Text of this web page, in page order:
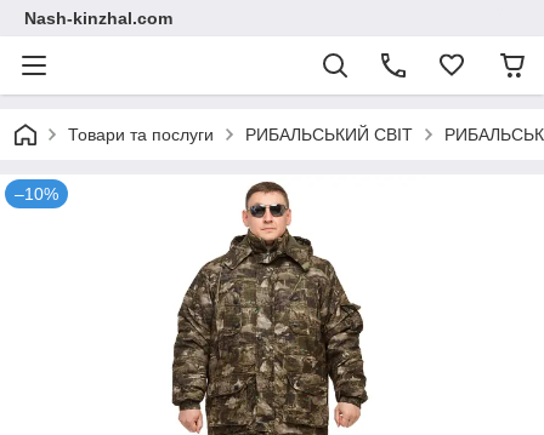
Nash-kinzhal.com
Товари та послуги РИБАЛЬСЬКИЙ СВІТ
–10%